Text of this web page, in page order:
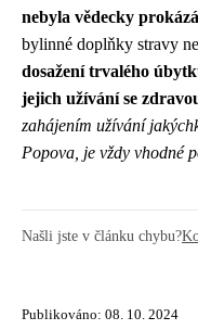
nebyla vědecky
bylinné doplňky stravy
dosažení trvalého
jejich užívání se
zahájením užívání
Popova, je vždy vhodné
Našli jste v článku chybu?
Publikováno: 08. 10. 2024